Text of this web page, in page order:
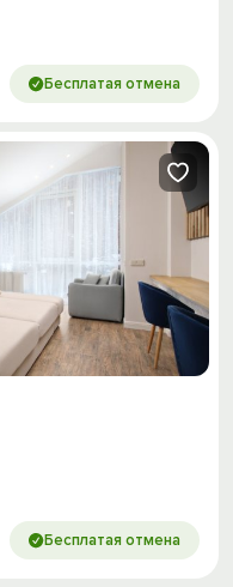
Бесплатая отмена
Бесплатая отмена